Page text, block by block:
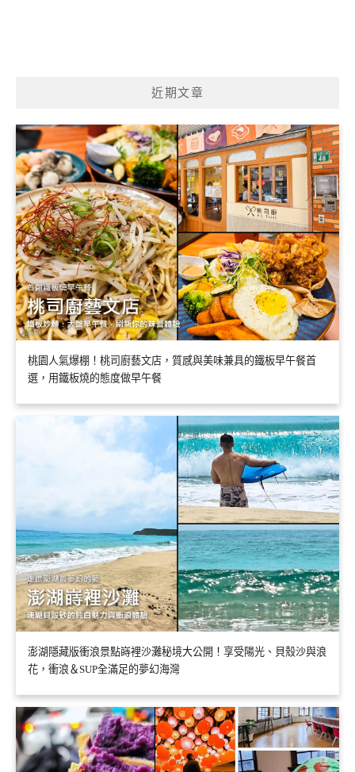
近期文章
桃園人氣爆棚！桃司廚藝文店，質感與美味兼具的鐵板早午餐首
選，用鐵板燒的態度做早午餐
澎湖隱藏版衝浪景點嵵裡沙灘秘境大公開！享受陽光、貝殼沙與浪
花，衝浪＆SUP全滿足的夢幻海灣